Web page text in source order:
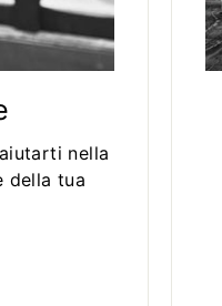
nella
della tua